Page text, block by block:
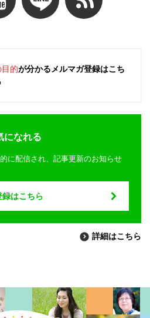
目的が分かるメルマガ登録はこち
になれる
に配信され、記事更新のお知らせ
録はこちら
詳細はこちら